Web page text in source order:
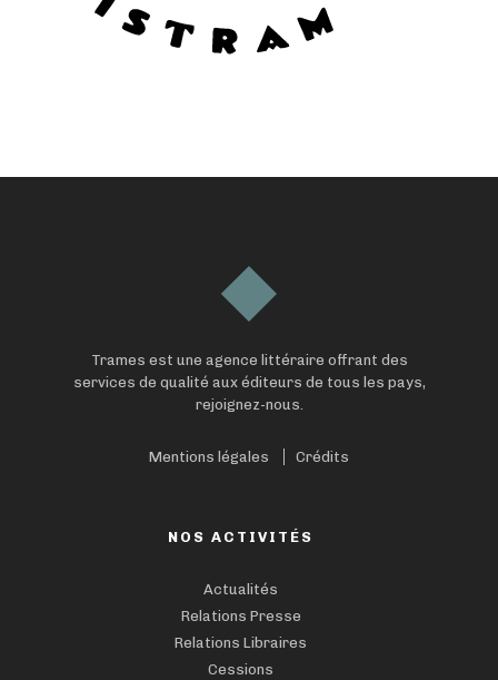
Trames est une agence littéraire offrant des
services de qualité aux éditeurs de tous les pays,
rejoignez-nous.
Mentions légales Crédits
NOS ACTIVITÉS
Actualités
Relations Presse
Relations Libraires
Cessions